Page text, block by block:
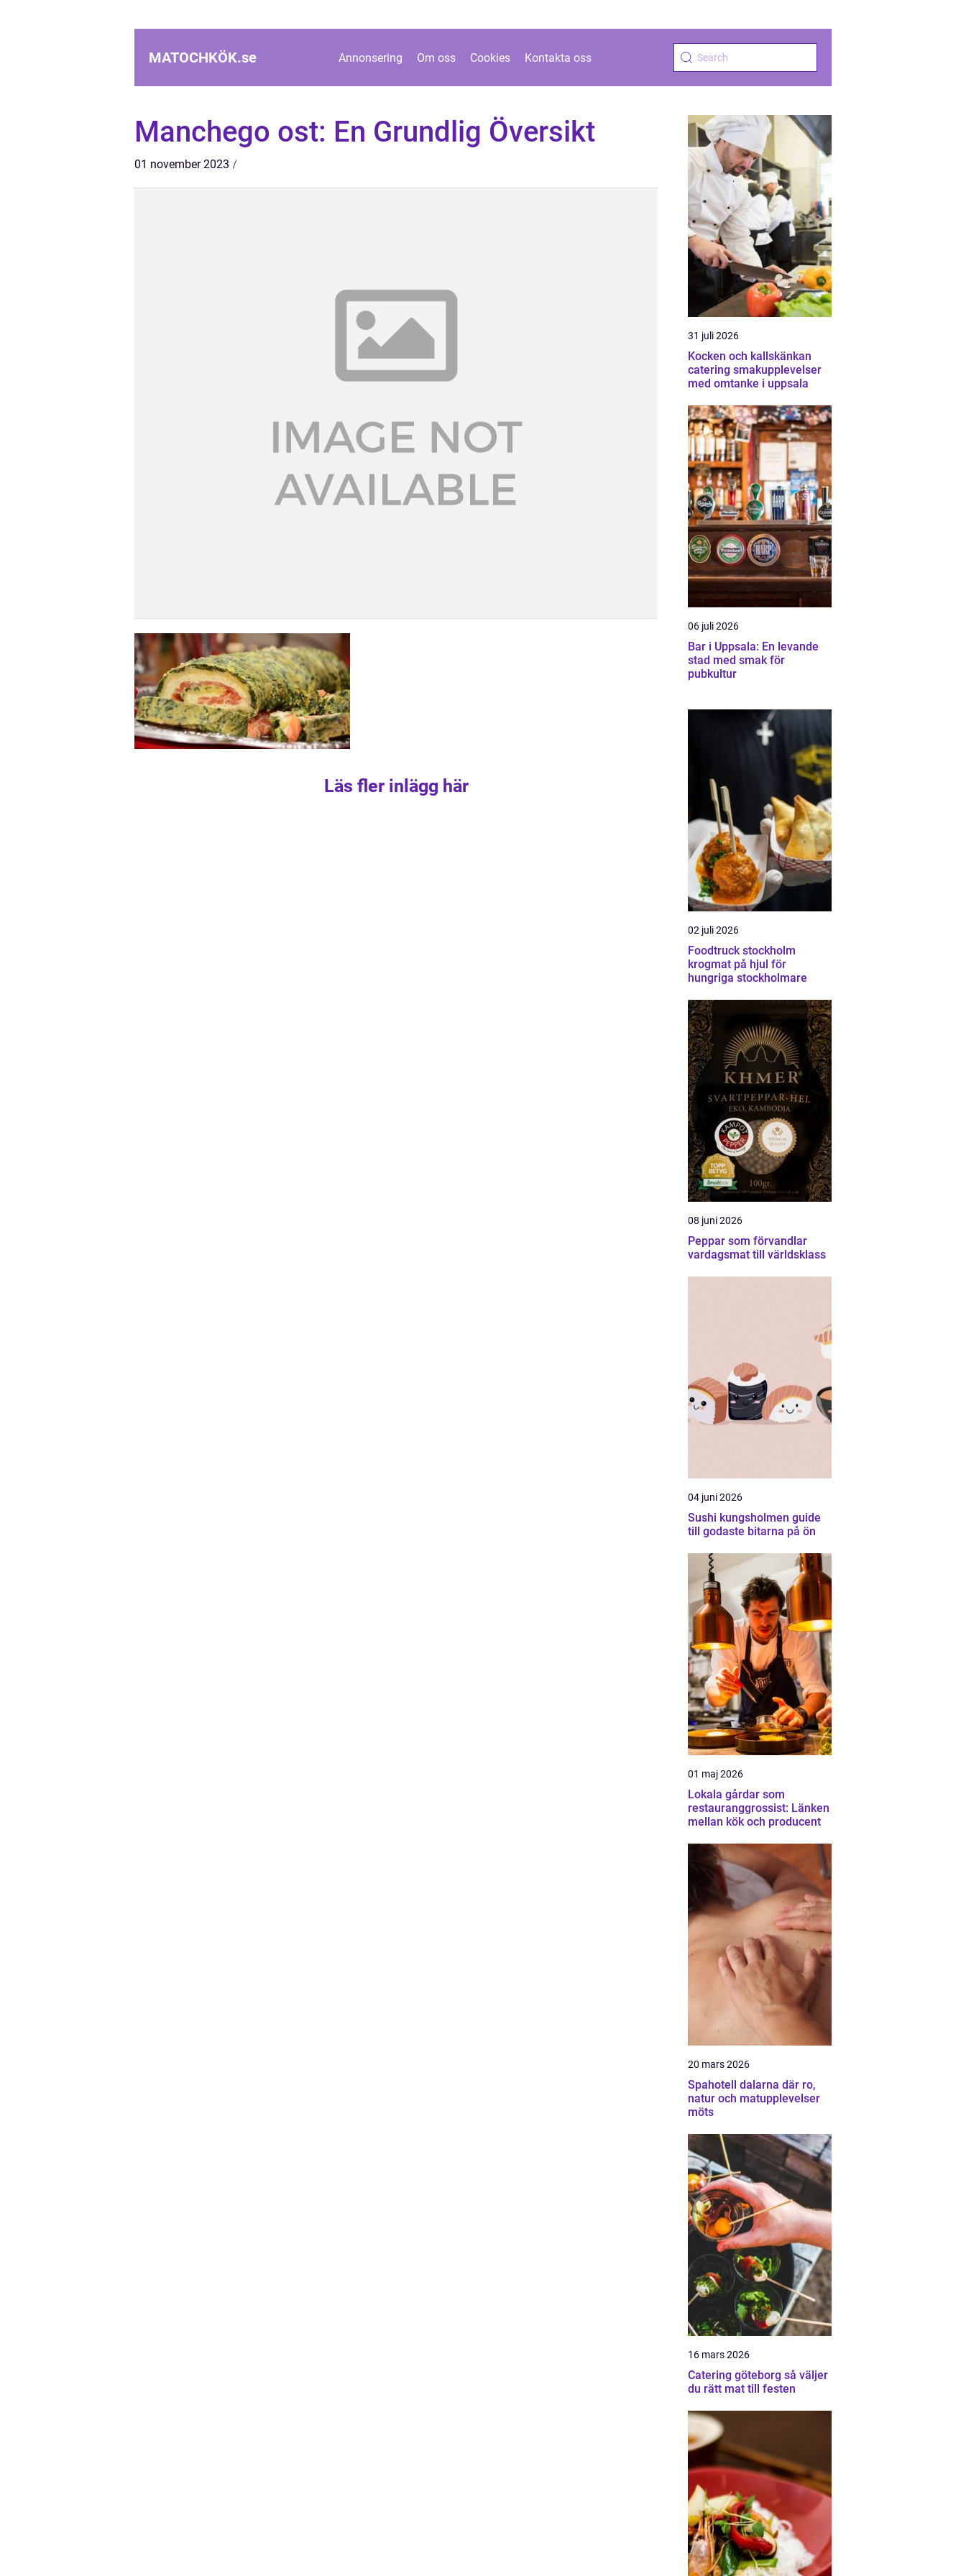
MATOCHKÖK.se Annonsering Om oss Cookies Kontakta oss
Manchego ost: En Grundlig Översikt
01 november 2023
Läs fler inlägg här
31 juli 2026
Kocken och kallskänkan
catering smakupplevelser
med omtanke i uppsala
06 juli 2026
Bar i Uppsala: En levande
stad med smak för
pubkultur
02 juli 2026
Foodtruck stockholm
krogmat på hjul för
hungriga stockholmare
08 juni 2026
Peppar som förvandlar
vardagsmat till världsklass
04 juni 2026
Sushi kungsholmen guide
till godaste bitarna på ön
01 maj 2026
Lokala gårdar som
restauranggrossist: Länken
mellan kök och producent
20 mars 2026
Spahotell dalarna där ro,
natur och matupplevelser
möts
16 mars 2026
Catering göteborg så väljer
du rätt mat till festen